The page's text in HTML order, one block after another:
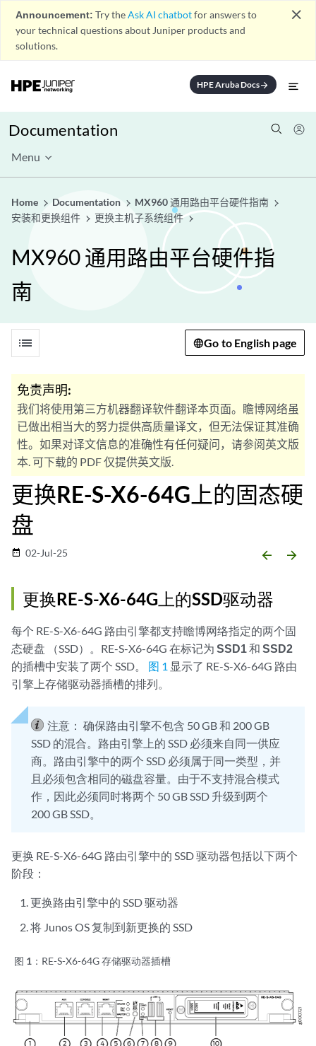
Announcement: Try theAsk AI chatbotfor answers to
your technical questions about Juniper products and
solutions.
close
HPE Aruba Docsarrow_forward
Documentation
Menu
Home Documentation
MX960 通用路由平台硬件指南
安装和更换组件
更换主机子系统组件
MX960 通用路由平台硬件指
南
list Go to English page
免责声明:
我们将使用第三方机器翻译软件翻译本页面。瞻博网络虽
已做出相当大的努力提供高质量译文，但无法保证其准确
性。如果对译文信息的准确性有任何疑问，请参阅英文版
本. 可下载的 PDF 仅提供英文版.
更换RE-S-X6-64G上的固态硬
盘
date_range 02-Jul-25 arrow_backward arrow_forward
更换RE-S-X6-64G上的SSD驱动器
每个 RE-S-X6-64G 路由引擎都支持瞻博网络指定的两个固
态硬盘 （SSD）。RE-S-X6-64G 在标记为 SSD1和 SSD2
的插槽中安装了两个 SSD。 图 1 显示了 RE-S-X6-64G 路由
引擎上存储驱动器插槽的排列。
注意： 确保路由引擎不包含 50 GB 和 200 GB
SSD 的混合。路由引擎上的 SSD 必须来自同一供应
商。路由引擎中的两个 SSD 必须属于同一类型，并
且必须包含相同的磁盘容量。由于不支持混合模式
作，因此必须同时将两个 50 GB SSD 升级到两个
200 GB SSD。
更换 RE-S-X6-64G 路由引擎中的 SSD 驱动器包括以下两个
阶段：
更换路由引擎中的 SSD 驱动器
将 Junos OS 复制到新更换的 SSD
图 1： RE-S-X6-64G 存储驱动器插槽